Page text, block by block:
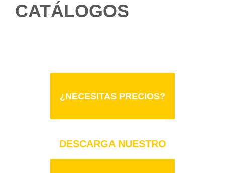
CATÁLOGOS
¿NECESITAS PRECIOS?
¿NECESITAS PRECIOS?
DESCARGA NUESTRO